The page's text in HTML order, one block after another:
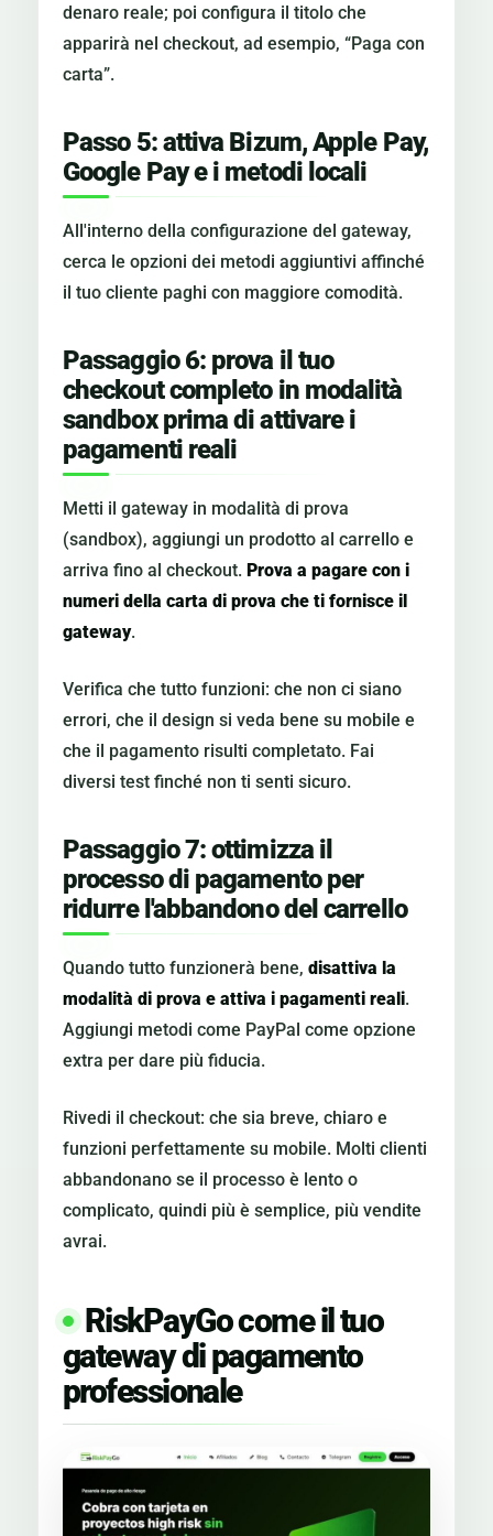
denaro reale; poi configura il titolo che
apparirà nel checkout, ad esempio, “Paga con
carta”.
Passo 5: attiva Bizum, Apple Pay,
Google Pay e i metodi locali
All'interno della configurazione del gateway,
cerca le opzioni dei metodi aggiuntivi affinché
il tuo cliente paghi con maggiore comodità.
Passaggio 6: prova il tuo
checkout completo in modalità
sandbox prima di attivare i
pagamenti reali
Metti il gateway in modalità di prova
(sandbox), aggiungi un prodotto al carrello e
arriva fino al checkout. Prova a pagare con i
numeri della carta di prova che ti fornisce il
gateway.
Verifica che tutto funzioni: che non ci siano
errori, che il design si veda bene su mobile e
che il pagamento risulti completato. Fai
diversi test finché non ti senti sicuro.
Passaggio 7: ottimizza il
processo di pagamento per
ridurre l'abbandono del carrello
Quando tutto funzionerà bene, disattiva la
modalità di prova e attiva i pagamenti reali.
Aggiungi metodi come PayPal come opzione
extra per dare più fiducia.
Rivedi il checkout: che sia breve, chiaro e
funzioni perfettamente su mobile. Molti clienti
abbandonano se il processo è lento o
complicato, quindi più è semplice, più vendite
avrai.
RiskPayGo come il tuo
gateway di pagamento
professionale